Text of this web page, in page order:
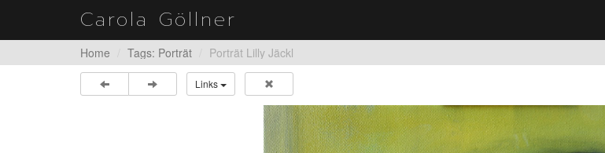
Carola Göllner
Home Tags: Porträt Porträt Lilly Jäckl
Links